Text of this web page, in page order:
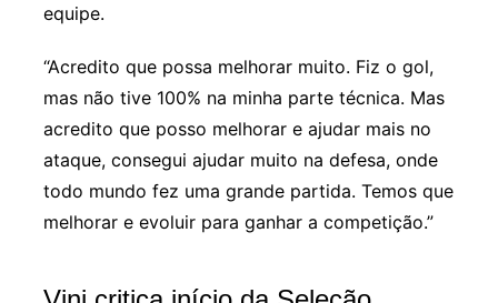
equipe.
“Acredito que possa melhorar muito. Fiz o gol,
mas não tive 100% na minha parte técnica. Mas
acredito que posso melhorar e ajudar mais no
ataque, consegui ajudar muito na defesa, onde
todo mundo fez uma grande partida. Temos que
melhorar e evoluir para ganhar a competição.”